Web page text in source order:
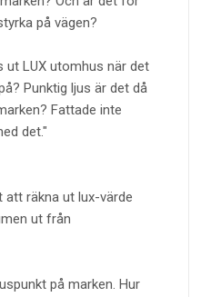
på vägen?
ut LUX utomhus när det
Punktig ljus är det då
Fattade inte
det.
att räkna ut lux-värde
ut från
på marken. Hur